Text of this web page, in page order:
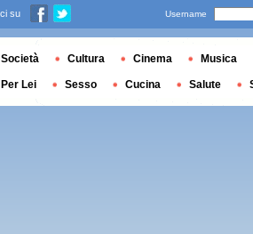
su Username
Società Cultura Cinema Musica
Per Lei Sesso Cucina Salute